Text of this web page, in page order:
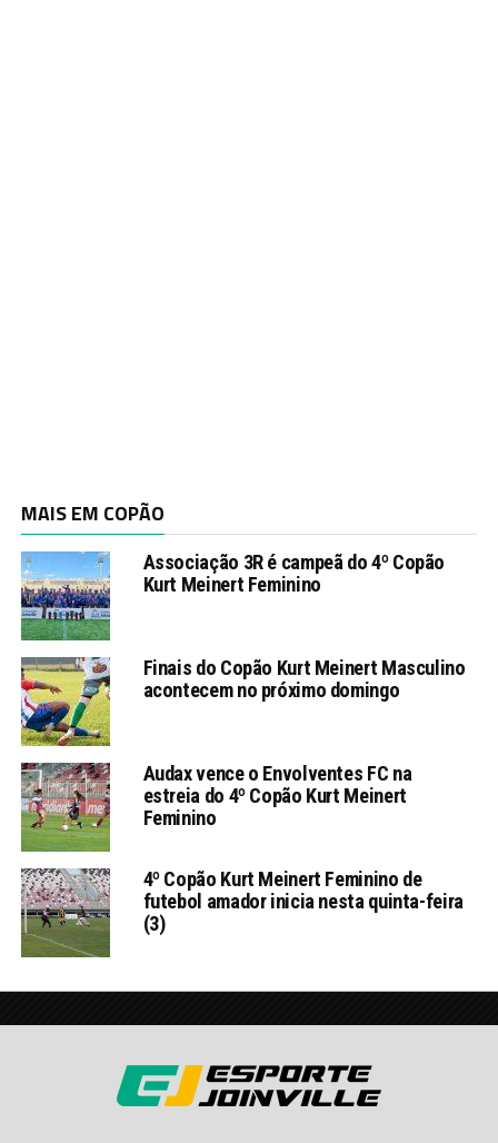
MAIS EM COPÃO
Associação 3R é campeã do 4º Copão
Kurt Meinert Feminino
Finais do Copão Kurt Meinert Masculino
acontecem no próximo domingo
Audax vence o Envolventes FC na
estreia do 4º Copão Kurt Meinert
Feminino
4º Copão Kurt Meinert Feminino de
futebol amador inicia nesta quinta-feira
(3)